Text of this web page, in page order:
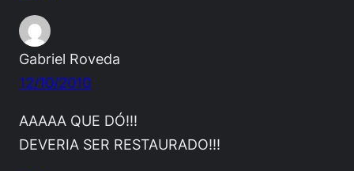
Gabriel Roveda
12/10/2010
AAAAA QUE DÓ!!!
DEVERIA SER RESTAURADO!!!